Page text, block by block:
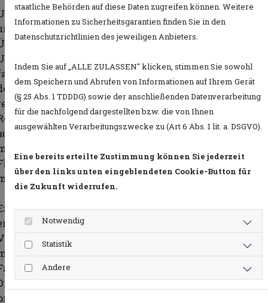
Kanzlei spezialisiert sich auf das Verkehrsrecht
bietet Ihnen professionelle Unterstützung bei der
von Bescheiden auf Fehler oder
Unsere Erfahrung zeigt, dass eine
Analyse oft Möglichkeiten aufdeckt,
Führerscheinentzug vorzugehen. Durch eine
Prüfung können wir nicht nur die
des Bescheids hinterfragen, sondern
alternative Strategien erörtern, die
zur Reduzierung der Punkte in
oder zur Umwandlung von Geldstrafen in
Sanktionen führen.
kompetenter Verkehrsrechtsanwalt kann
sein, um die Auswirkungen von
auf Ihre Fahrerlaubnis zu
Wenn Sie also mit dem Entzug Ihrer
konfrontiert sind, zögern Sie nicht,
in Anspruch zu nehmen. Eine
Herangehensweise kann den Unterschied
staatliche Behörden auf diese Daten zugreifen können. Weitere
Informationen zu Sicherheitsgarantien finden Sie in den
Datenschutzrichtlinien des jeweiligen Anbieters.
Indem Sie auf „ALLE ZULASSEN" klicken, stimmen Sie sowohl
dem Speichern und Abrufen von Informationen auf Ihrem Gerät
(§ 25 Abs. 1 TDDDG) sowie der anschließenden Datenverarbeitung
für die nachfolgend dargestellten bzw. die von Ihnen
ausgewählten Verarbeitungszwecke zu (Art 6 Abs. 1 lit. a. DSGVO).
Eine bereits erteilte Zustimmung können Sie jederzeit
über den links unten eingeblendeten Cookie-Button für
die Zukunft widerrufen.
Notwendig
Statistik
Andere